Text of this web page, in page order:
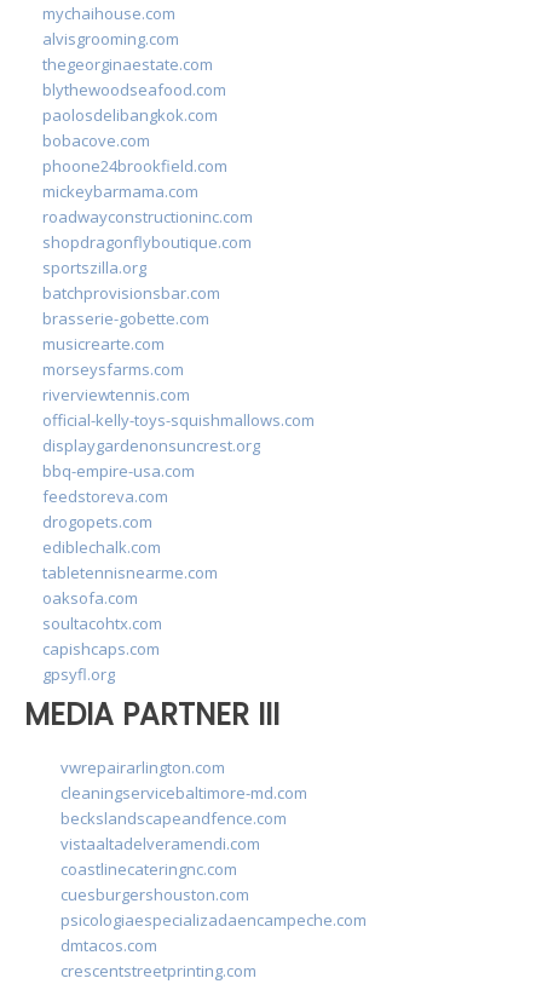
mychaihouse.com
alvisgrooming.com
thegeorginaestate.com
blythewoodseafood.com
paolosdelibangkok.com
bobacove.com
phoone24brookfield.com
mickeybarmama.com
roadwayconstructioninc.com
shopdragonflyboutique.com
sportszilla.org
batchprovisionsbar.com
brasserie-gobette.com
musicrearte.com
morseysfarms.com
riverviewtennis.com
official-kelly-toys-squishmallows.com
displaygardenonsuncrest.org
bbq-empire-usa.com
feedstoreva.com
drogopets.com
ediblechalk.com
tabletennisnearme.com
oaksofa.com
soultacohtx.com
capishcaps.com
gpsyfl.org
MEDIA PARTNER III
vwrepairarlington.com
cleaningservicebaltimore-md.com
beckslandscapeandfence.com
vistaaltadelveramendi.com
coastlinecateringnc.com
cuesburgershouston.com
psicologiaespecializadaencampeche.com
dmtacos.com
crescentstreetprinting.com